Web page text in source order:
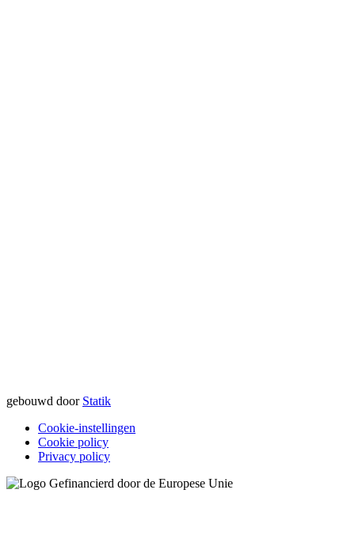
gebouwd door Statik
Cookie-instellingen
Cookie policy
Privacy policy